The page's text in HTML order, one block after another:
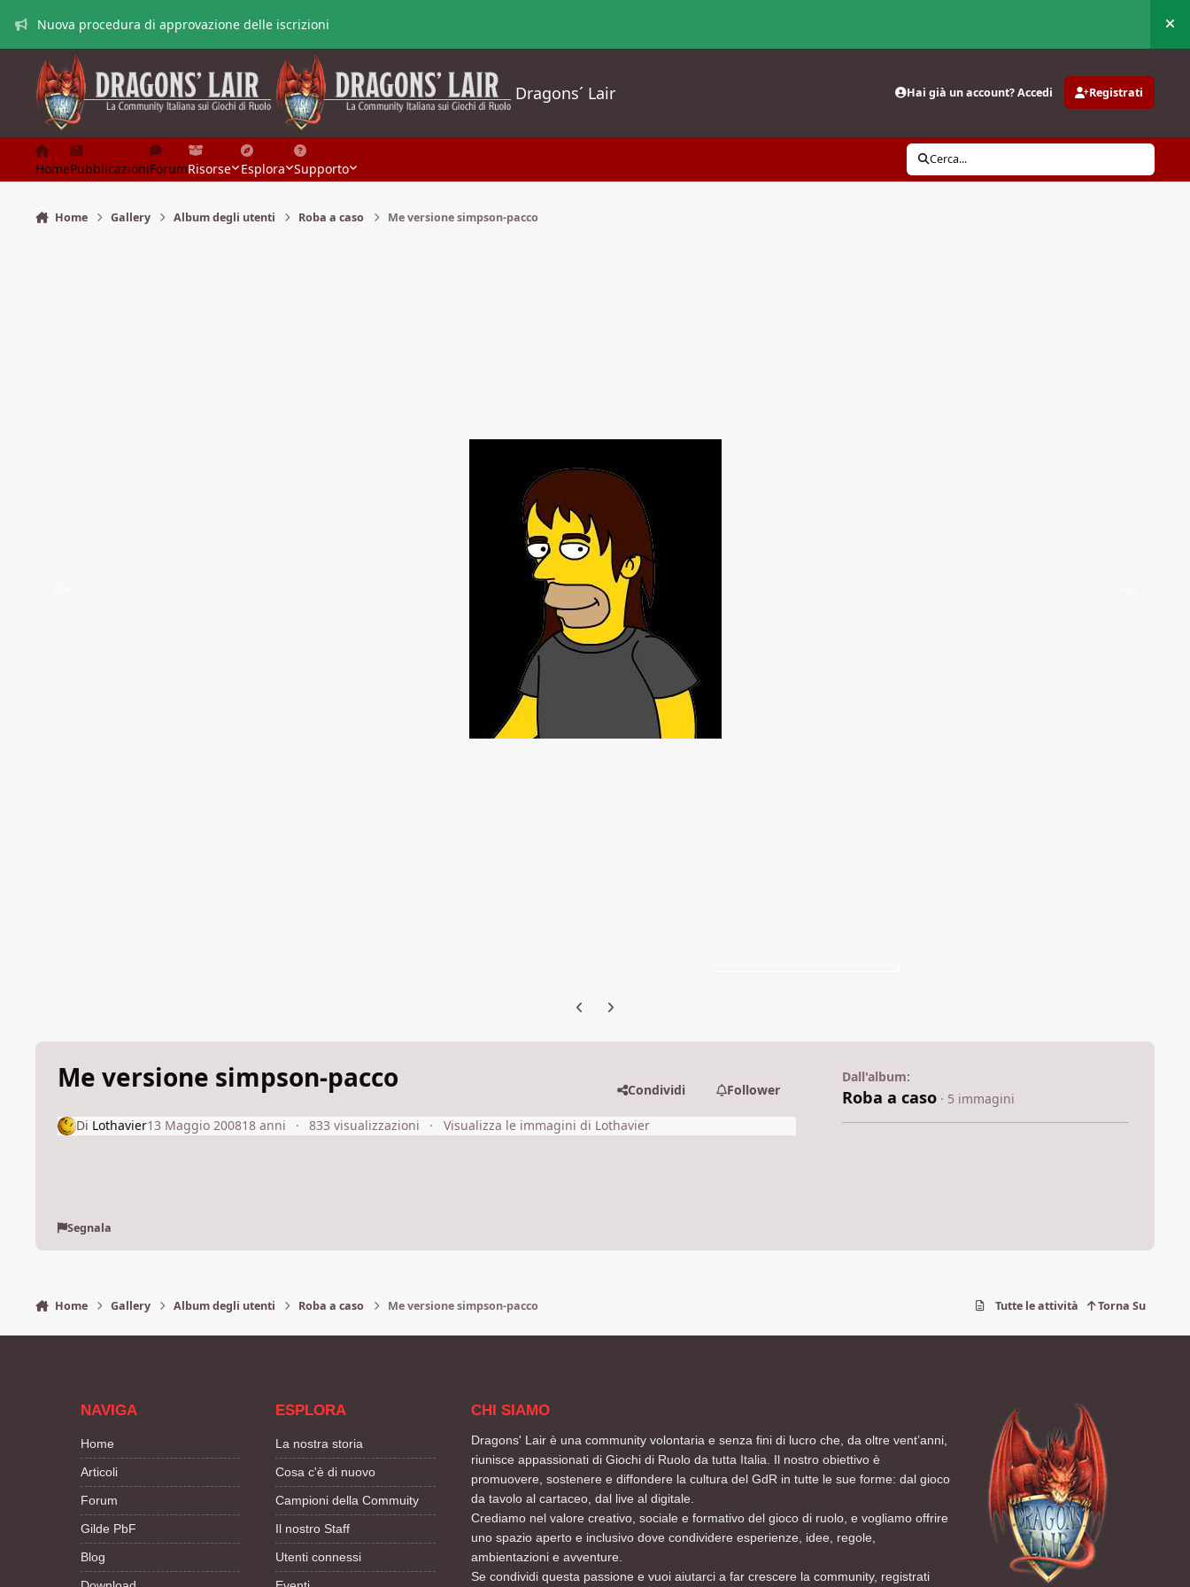
Nuova procedura di approvazione delle iscrizioni
Dragons´ Lair Hai già un account? Accedi Registrati
HomePubblicazioniForumRisorse Esplora Supporto
Cerca...
Home Gallery Album degli utenti Roba a caso Me versione simpson-pacco
Previous carousel slide
Next carousel slide
Me versione simpson-pacco Condividi Follower
Di Lothavier13 Maggio 200818 anni 833 visualizzazioni Visualizza le immagini di Lothavier
Segnala
Dall'album:
Roba a caso · 5 immagini
Home Gallery Album degli utenti Roba a caso Me versione simpson-pacco Tutte le attività Torna Su
NAVIGA
Home
Articoli
Forum
Gilde PbF
Blog
ESPLORA
La nostra storia
Cosa c'è di nuovo
Campioni della Commuity
Il nostro Staff
Utenti connessi
CHI SIAMO
Dragons' Lair è una community volontaria e senza fini di lucro che, da oltre vent’anni,
riunisce appassionati di Giochi di Ruolo da tutta Italia. Il nostro obiettivo è
promuovere, sostenere e diffondere la cultura del GdR in tutte le sue forme: dal gioco
da tavolo al cartaceo, dal live al digitale.
Crediamo nel valore creativo, sociale e formativo del gioco di ruolo, e vogliamo offrire
uno spazio aperto e inclusivo dove condividere esperienze, idee, regole,
ambientazioni e avventure.
Se condividi questa passione e vuoi aiutarci a far crescere la community, registrati